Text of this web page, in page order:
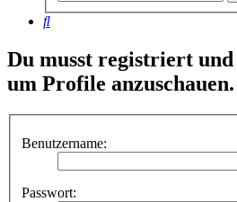
Suche
Du musst registriert und
um Profile anzuschauen.
Benutzername:
Passwort: